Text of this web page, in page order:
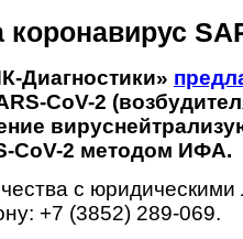
коронавирус
Диагностики»
CoV-2
CoV-2 методом ИФА.
с
+7 (3852) 289-069.